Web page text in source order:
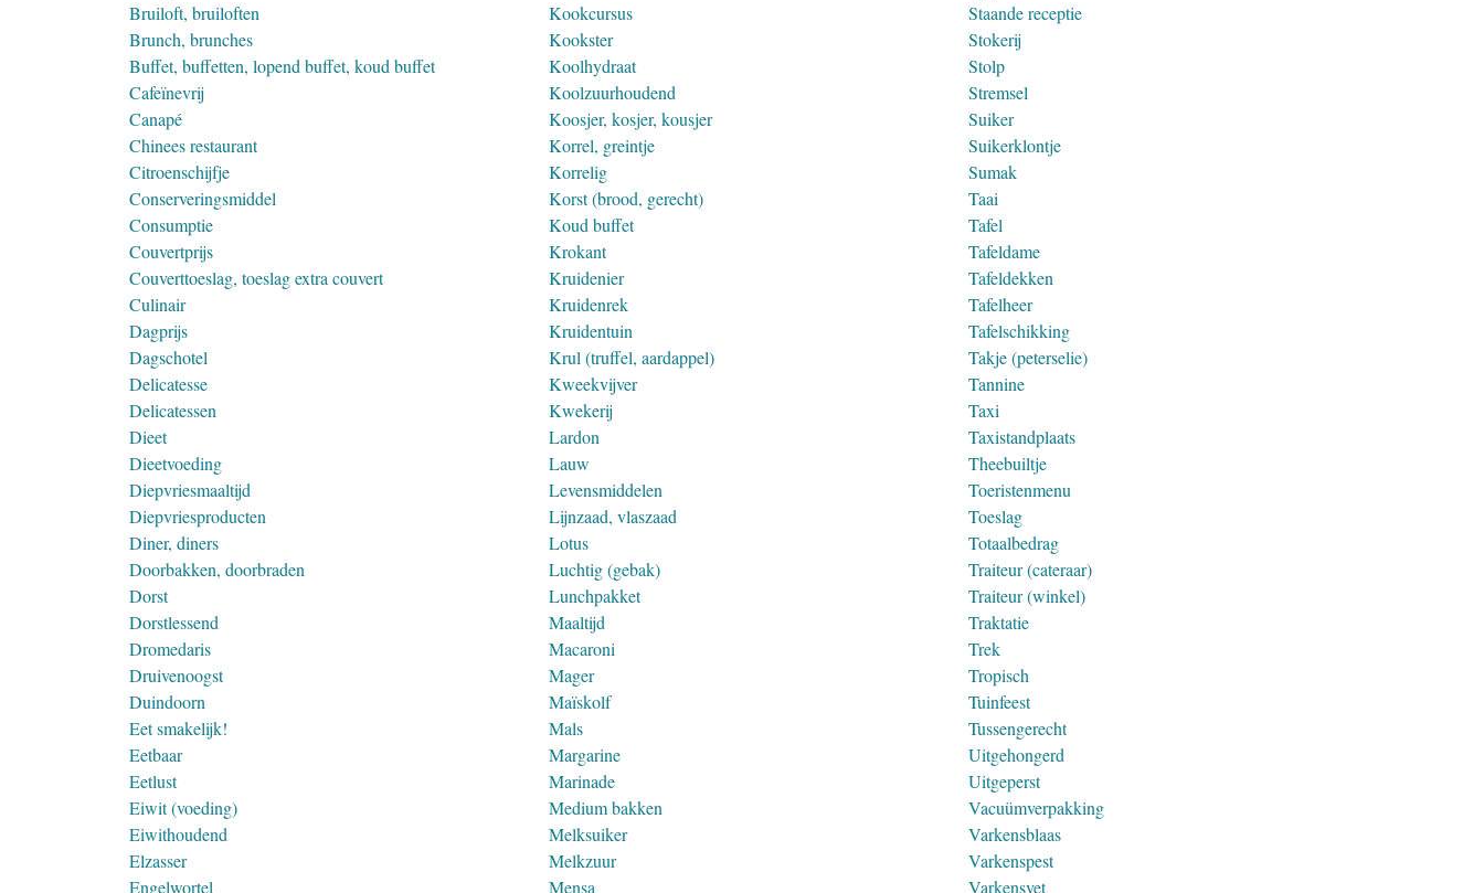
Bruiloft, bruiloften
Brunch, brunches
Buffet, buffetten, lopend buffet, koud buffet
Cafeïnevrij
Canapé
Chinees restaurant
Citroenschijfje
Conserveringsmiddel
Consumptie
Couvertprijs
Couverttoeslag, toeslag extra couvert
Culinair
Dagprijs
Dagschotel
Delicatesse
Delicatessen
Dieet
Dieetvoeding
Diepvriesmaaltijd
Diepvriesproducten
Diner, diners
Doorbakken, doorbraden
Dorst
Dorstlessend
Dromedaris
Druivenoogst
Duindoorn
Eet smakelijk!
Eetbaar
Eetlust
Eiwit (voeding)
Eiwithoudend
Elzasser
Engelwortel
Kookcursus
Kookster
Koolhydraat
Koolzuurhoudend
Koosjer, kosjer, kousjer
Korrel, greintje
Korrelig
Korst (brood, gerecht)
Koud buffet
Krokant
Kruidenier
Kruidenrek
Kruidentuin
Krul (truffel, aardappel)
Kweekvijver
Kwekerij
Lardon
Lauw
Levensmiddelen
Lijnzaad, vlaszaad
Lotus
Luchtig (gebak)
Lunchpakket
Maaltijd
Macaroni
Mager
Maïskolf
Mals
Margarine
Marinade
Medium bakken
Melksuiker
Melkzuur
Mensa
Staande receptie
Stokerij
Stolp
Stremsel
Suiker
Suikerklontje
Sumak
Taai
Tafel
Tafeldame
Tafeldekken
Tafelheer
Tafelschikking
Takje (peterselie)
Tannine
Taxi
Taxistandplaats
Theebuiltje
Toeristenmenu
Toeslag
Totaalbedrag
Traiteur (cateraar)
Traiteur (winkel)
Traktatie
Trek
Tropisch
Tuinfeest
Tussengerecht
Uitgehongerd
Uitgeperst
Vacuümverpakking
Varkensblaas
Varkenspest
Varkensvet